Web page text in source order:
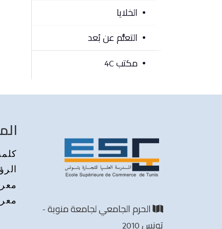
الخلايا
التعلُّم عن بُعد
مكتب 4C
الحرم الجامعي لجامعة منوبة -
تونس 2010